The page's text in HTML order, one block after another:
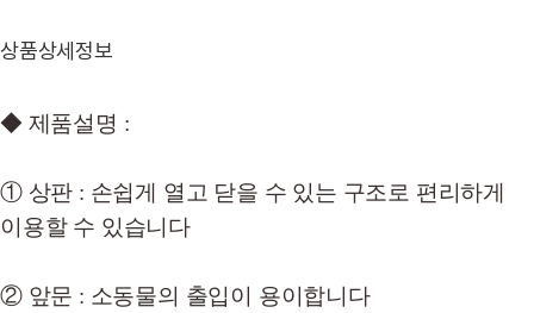
상품상세정보
◆ 제품설명 :
① 상판 : 손쉽게 열고 닫을 수 있는 구조로 편리하게
이용할 수 있습니다
② 앞문 : 소동물의 출입이 용이합니다